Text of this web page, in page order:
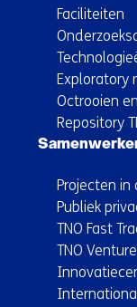
Faciliteiten
Exploratory
Octrooien
Repository
Projecten in
Publiek
TNO Fast
TNO